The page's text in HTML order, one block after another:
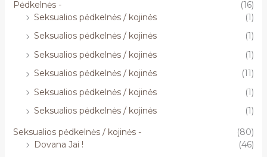
Pėdkelnės -
(16)
Seksualios pėdkelnės / kojinės
(1)
Seksualios pėdkelnės / kojinės
(1)
Seksualios pėdkelnės / kojinės
(1)
Seksualios pėdkelnės / kojinės
(11)
Seksualios pėdkelnės / kojinės
(1)
Seksualios pėdkelnės / kojinės
(1)
Seksualios pėdkelnės / kojinės -
(80)
Dovana Jai !
(46)